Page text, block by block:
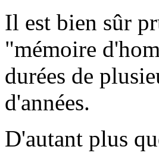
Il est bien sûr
"mémoire
durées de
d'années.
D'autant plus